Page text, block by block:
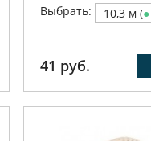
Выбрать:
10,3 м (●
41 руб.